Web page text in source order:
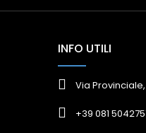
INFO UTILI
Via
+39 081